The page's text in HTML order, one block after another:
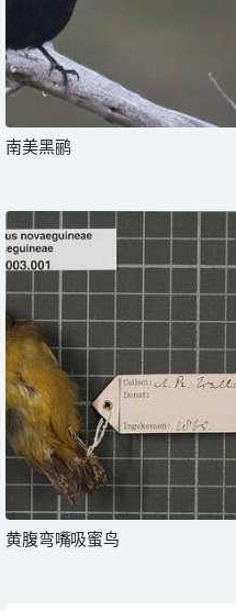
南美黑鹂
黄腹弯嘴吸蜜鸟